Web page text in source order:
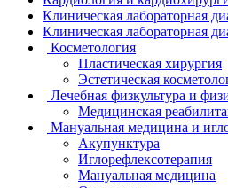
Клиническая лабораторная
Клиническая лабораторная
Косметология
Пластическая хирургия
Эстетическая
Лечебная физкультура и
Медицинская
Мануальная медицина и
Акупунктура
Иглорефлексотерапия
Мануальная медицина